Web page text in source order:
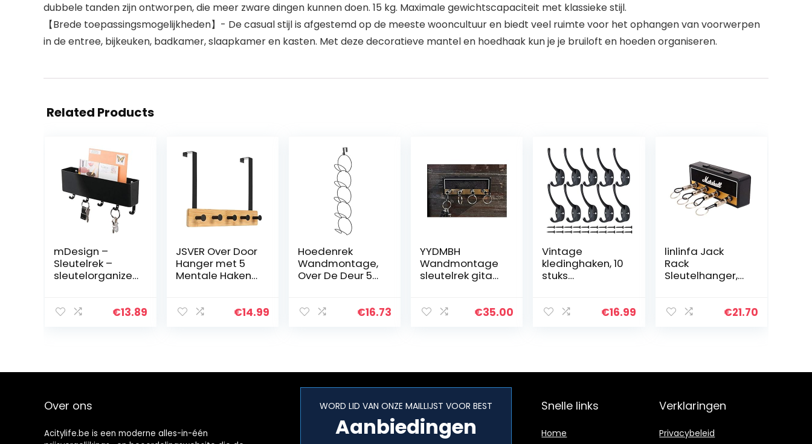
dubbele tanden zijn ontworpen, die meer zware dingen kunnen doen. 15 kg. Maximale gewichtscapaciteit met klassieke stijl.
【Brede toepassingsmogelijkheden】- De casual stijl is afgestemd op de meeste wooncultuur en biedt veel ruimte voor het ophangen van voorwerpen
in de entree, bijkeuken, badkamer, slaapkamer en kasten. Met deze decoratieve mantel en hoedhaak kun je je bruiloft en hoeden organiseren.
Related Products
mDesign –
Sleutelrek –
sleutelorganizer
postbakje/mod
€13.89
JSVER Over Door
Hanger met 5
Mentale Haken
voor Badkamer
€14.99
Hoedenrek
Wandmontage,
Over De Deur 5
Organisatorhaa
€16.73
YYDMBH
Wandmontage
sleutelrek gitaar
opslag muur
€35.00
Vintage
kledinghaken, 10
stuks
handdoekhaken
voor…
€16.99
linlinfa Jack
Rack
Sleutelhanger,
-sleutelhanger,
g
€21.70
Over ons
Acitylife.be is een moderne alles-in-één
WORD LID VAN ONZE MAILLIJST VOOR BEST
Aanbiedingen
Snelle links
Home
Verklaringen
Privacybeleid